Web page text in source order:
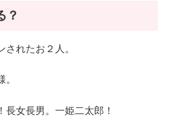
？
されたお２人。
長女長男。一姫二太郎！